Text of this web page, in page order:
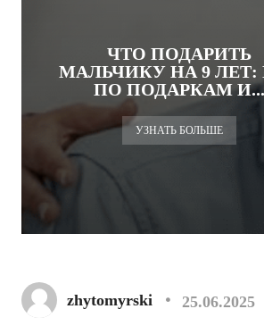
ЧТО ПОДАРИТЬ
МАЛЬЧИКУ НА 9 ЛЕТ:
ПО ПОДАРКАМ И...
УЗНАТЬ БОЛЬШЕ
zhytomyrski 25.06.2025